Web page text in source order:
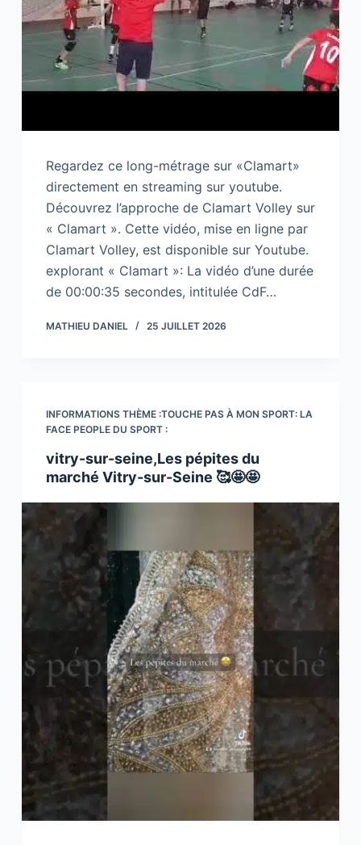
Regardez ce long-métrage sur «Clamart»
directement en streaming sur youtube.
Découvrez l’approche de Clamart Volley sur
« Clamart ». Cette vidéo, mise en ligne par
Clamart Volley, est disponible sur Youtube.
explorant « Clamart »: La vidéo d’une durée
de 00:00:35 secondes, intitulée CdF…
MATHIEU DANIEL 25 JUILLET 2026
INFORMATIONS THÈME :TOUCHE PAS À MON SPORT: LA
FACE PEOPLE DU SPORT :
vitry-sur-seine,Les pépites du
marché Vitry-sur-Seine 🥰🤩🤩